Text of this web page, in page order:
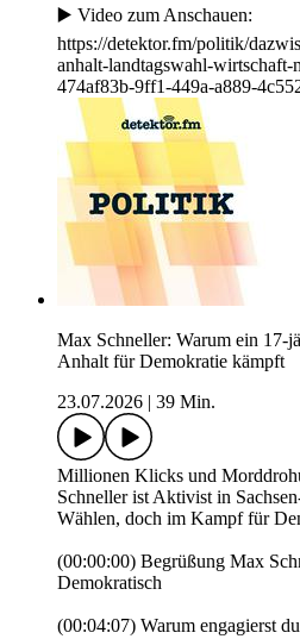
▶️ Video zum Anschauen:
https://detektor.fm/politik/
anhalt-landtagswahl-
474af83b-9ff1-449a-a889-
Max Schneller: Warum ein 17-
Anhalt für Demokratie kämpft
23.07.2026
39 Min.
Millionen Klicks und
Schneller ist Aktivist in
Wählen, doch im Kampf für
(00:00:00) Begrüßung Max
Demokratisch
(00:04:07) Warum engagierst